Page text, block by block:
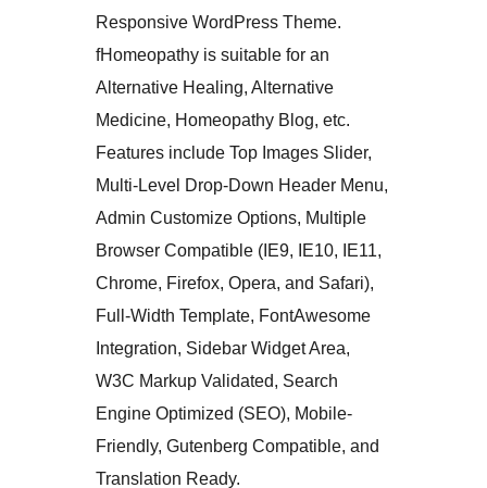
Responsive WordPress Theme.
fHomeopathy is suitable for an
Alternative Healing, Alternative
Medicine, Homeopathy Blog, etc.
Features include Top Images Slider,
Multi-Level Drop-Down Header Menu,
Admin Customize Options, Multiple
Browser Compatible (IE9, IE10, IE11,
Chrome, Firefox, Opera, and Safari),
Full-Width Template, FontAwesome
Integration, Sidebar Widget Area,
W3C Markup Validated, Search
Engine Optimized (SEO), Mobile-
Friendly, Gutenberg Compatible, and
Translation Ready.